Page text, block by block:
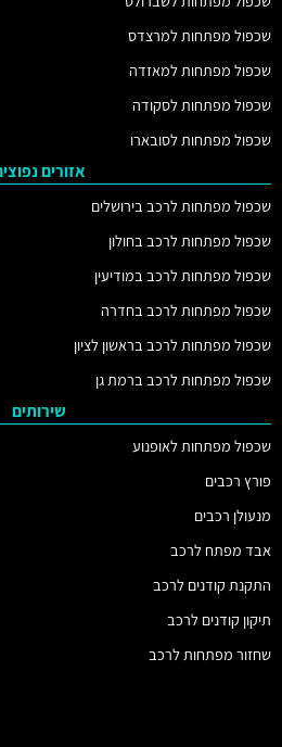
שכפול מפתחות למרצדס
שכפול מפתחות למאזדה
שכפול מפתחות לסקודה
שכפול מפתחות לסובארו
אזורים
שכפול מפתחות לרכב בירושלים
שכפול מפתחות לרכב בחולון
שכפול מפתחות לרכב במודיעין
שכפול מפתחות לרכב בחדרה
שכפול מפתחות לרכב בראשון לציון
שכפול מפתחות לרכב ברמת גן
שירותים
שכפול מפתחות לאופנוע
פורץ רכבים
מנעולן רכבים
אבד מפתח לרכב
התקנת קודנים לרכב
תיקון קודנים לרכב
שחזור מפתחות לרכב